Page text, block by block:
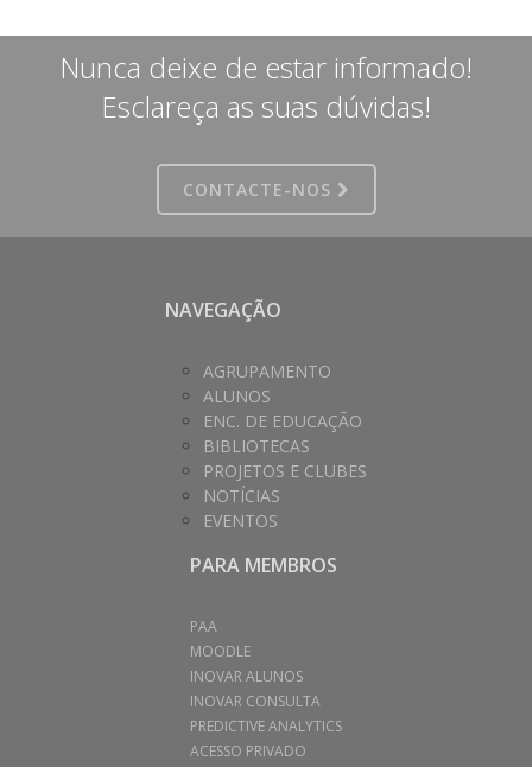
Nunca deixe de estar informado!
Esclareça as suas dúvidas!
CONTACTE-NOS
NAVEGAÇÃO
AGRUPAMENTO
ALUNOS
ENC. DE EDUCAÇÃO
BIBLIOTECAS
PROJETOS E CLUBES
NOTÍCIAS
EVENTOS
PARA MEMBROS
PAA
MOODLE
INOVAR ALUNOS
INOVAR CONSULTA
PREDICTIVE ANALYTICS
ACESSO PRIVADO